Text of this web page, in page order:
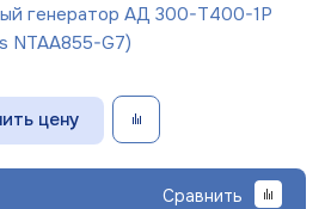
генератор АД 300-Т400-1Р
NTAA855-G7)
цену
Сравнить